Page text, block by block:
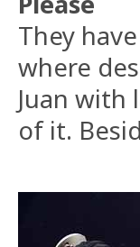
They
where
Juan
of it.